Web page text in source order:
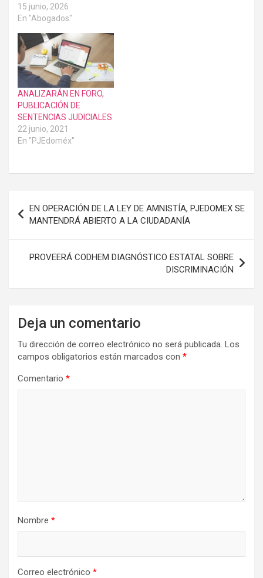
15 junio, 2026
En "Abogados"
ANALIZARÁN EN FORO,
PUBLICACIÓN DE
SENTENCIAS JUDICIALES
22 junio, 2021
En "PJEdoméx"
Navegación
de
entradas
EN OPERACIÓN DE LA LEY DE AMNISTÍA, PJEDOMEX SE
MANTENDRÁ ABIERTO A LA CIUDADANÍA
PROVEERÁ CODHEM DIAGNÓSTICO ESTATAL SOBRE
DISCRIMINACIÓN
Deja un comentario
Tu dirección de correo electrónico no será publicada. Los
campos obligatorios están marcados con *
Comentario *
Nombre *
Correo electrónico *